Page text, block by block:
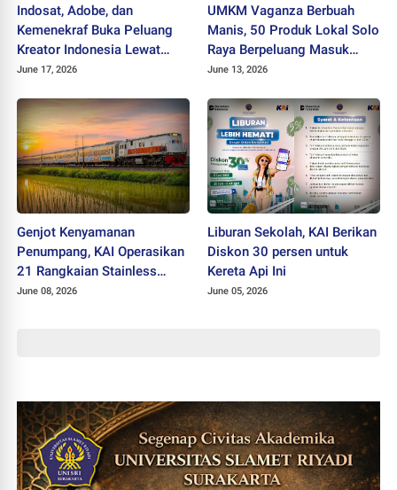
Indosat, Adobe, dan
Kemenekraf Buka Peluang
Kreator Indonesia Lewat
Teknologi AI
June 17, 2026
UMKM Vaganza Berbuah
Manis, 50 Produk Lokal Solo
Raya Berpeluang Masuk
Jaringan Ritel Nasional
June 13, 2026
Genjot Kenyamanan
Penumpang, KAI Operasikan
21 Rangkaian Stainless
Steel New Generation
June 08, 2026
Liburan Sekolah, KAI Berikan
Diskon 30 persen untuk
Kereta Api Ini
June 05, 2026